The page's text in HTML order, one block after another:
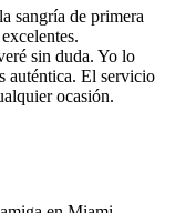
sangría de primera
sin duda. Yo lo
auténtica. El servicio
ocasión.